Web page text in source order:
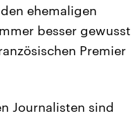
ehemaligen
besser gewusst
Premier
Journalisten sind